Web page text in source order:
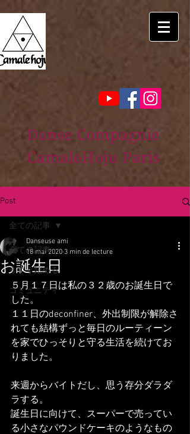
Danse Compagnie
CamaleHoju Paris
Post
全ての記事
今すぐ始める
コミュニティ
全ての記事
お誕生日
Danseuse ami
18 mai 2020 3 min de lecture
５月１７日は私の３２歳のお誕生日で
した。
１１日のdeconfiner、外出制限が解除さ
れても結構ずっと毎日のルーティーン
を家でひっそりと守る生活を続けてお
りました。
来週からバイトだし、思う存分ダラダ
ラする。
誕生日に向けて、スーパーで売ってい
る小さなパウンドケーキのようなもの